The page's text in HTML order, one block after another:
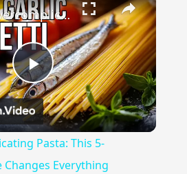
Play
Video
STOP Overcomplicating Pasta: This 5-Ingredient Recipe Changes Everything
Pasta: This 5-
Everything